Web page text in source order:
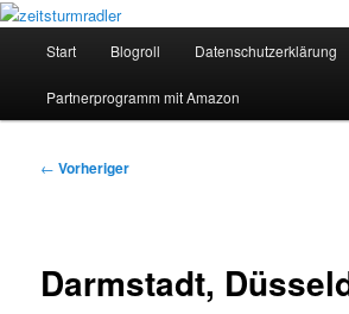
Start Blogroll Datenschutzerklärung
Partnerprogramm mit Amazon
Beitragsnavigation
← Vorheriger
Darmstadt,